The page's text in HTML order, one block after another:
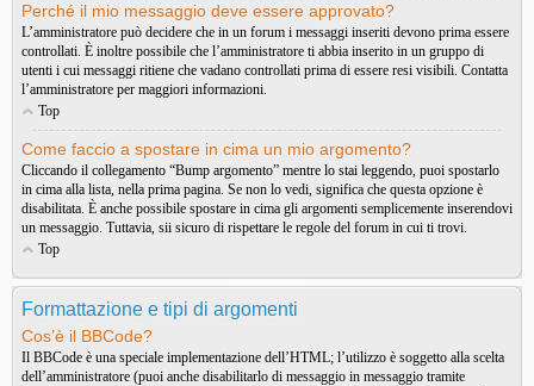
Perché il mio messaggio deve essere approvato?
L’amministratore può decidere che in un forum i messaggi inseriti devono prima essere
controllati. È inoltre possibile che l’amministratore ti abbia inserito in un gruppo di
utenti i cui messaggi ritiene che vadano controllati prima di essere resi visibili. Contatta
l’amministratore per maggiori informazioni.
Top
Come faccio a spostare in cima un mio argomento?
Cliccando il collegamento “Bump argomento” mentre lo stai leggendo, puoi spostarlo
in cima alla lista, nella prima pagina. Se non lo vedi, significa che questa opzione è
disabilitata. È anche possibile spostare in cima gli argomenti semplicemente inserendovi
un messaggio. Tuttavia, sii sicuro di rispettare le regole del forum in cui ti trovi.
Top
Formattazione e tipi di argomenti
Cos’è il BBCode?
Il BBCode è una speciale implementazione dell’HTML; l’utilizzo è soggetto alla scelta
dell’amministratore (puoi anche disabilitarlo di messaggio in messaggio tramite